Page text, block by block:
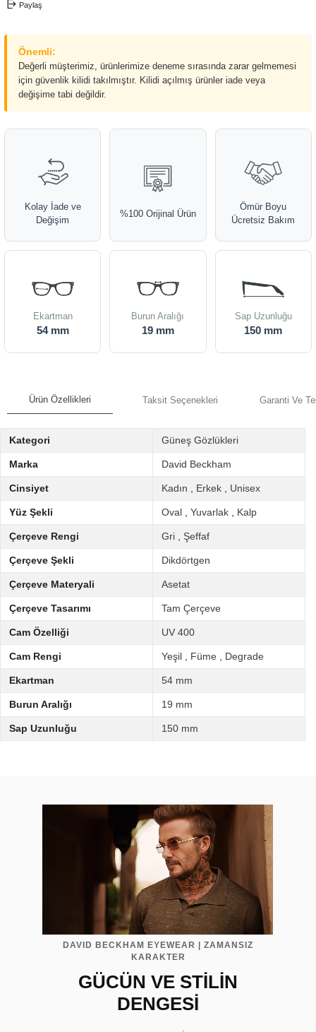
Paylaş
Önemli:
Değerli müşterimiz, ürünlerimize deneme sırasında zarar gelmemesi
için güvenlik kilidi takılmıştır. Kilidi açılmış ürünler iade veya
değişime tabi değildir.
Kolay İade ve
Değişim
%100 Orijinal Ürün
Ömür Boyu
Ücretsiz Bakım
Ekartman
54 mm
Burun Aralığı
19 mm
Sap Uzunluğu
150 mm
Ürün Özellikleri Taksit Seçenekleri Garanti Ve
Kategori Güneş Gözlükleri
Marka David Beckham
Cinsiyet Kadın Erkek Unisex
Yüz Şekli Oval Yuvarlak Kalp
Çerçeve Rengi Gri Şeffaf
Çerçeve Şekli Dikdörtgen
Çerçeve Materyali Asetat
Çerçeve Tasarımı Tam Çerçeve
Cam Özelliği UV 400
Cam Rengi Yeşil Füme Degrade
Ekartman 54 mm
Burun Aralığı 19 mm
Sap Uzunluğu 150 mm
DAVID BECKHAM EYEWEAR | ZAMANSIZ
KARAKTER
GÜCÜN VE STİLİN
DENGESİ